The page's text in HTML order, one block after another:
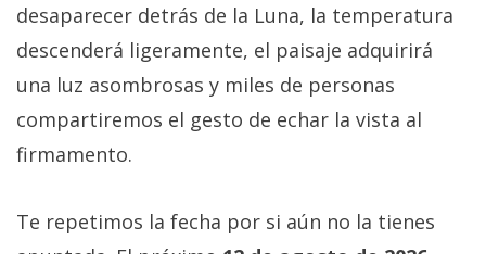
desaparecer detrás de la Luna, la temperatura
descenderá ligeramente, el paisaje adquirirá
una luz asombrosas y miles de personas
compartiremos el gesto de echar la vista al
firmamento.
Te repetimos la fecha por si aún no la tienes